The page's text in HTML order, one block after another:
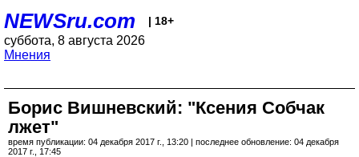
NEWSru.com | 18+
суббота, 8 августа 2026
Мнения
Борис Вишневский: "Ксения Собчак
лжет"
время публикации: 04 декабря 2017 г., 13:20 | последнее обновление: 04 декабря
2017 г., 17:45